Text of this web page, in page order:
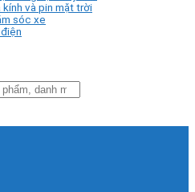
và pin mặt trời
sóc xe